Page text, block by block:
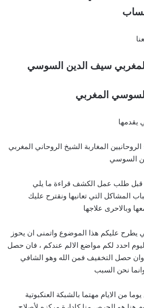
المغربي سيف الدين السوسي
المغربي
يقدمها
المغاربة الشيخ الروحاني المغربي
السوسي
قبل طلب عمل الكشف قراءة ما يلي
المشاكل التي تعانيها ونقترح عليك
وبالاحرى علاجها
يطرح عليكم هذا الموضوع واتمنى ان يحوز
احدد لكم مواضع الالم عندكم ، فان حصل
وان حصل التخفيف فمن الله وهو الشافي
نحن السبب
من الايام مهتما بالشبكة العنكبوتية